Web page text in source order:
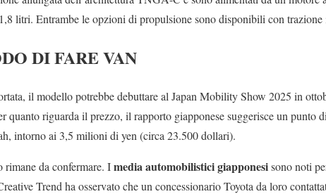
litri. Entrambe le opzioni di propulsione sono disponibili con trazione
DI FARE VAN
il modello potrebbe debuttare al Japan Mobility Show 2025 in
quanto riguarda il prezzo, il rapporto giapponese suggerisce un punto
intorno ai 3,5 milioni di yen (circa 23.500 dollari).
rimane da confermare. Imedia automobilistici giapponesisono noti
Trend ha osservato che un concessionario Toyota da loro